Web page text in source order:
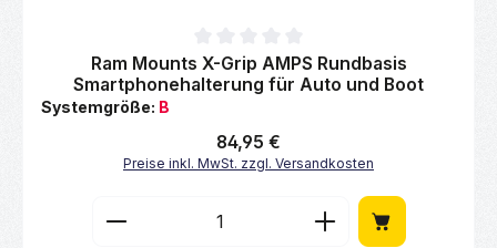
Durchschnittliche Bewertung von 0 von 5 Sternen
Ram Mounts X-Grip AMPS Rundbasis
Smartphonehalterung für Auto und Boot
Systemgröße: B
Regulärer Preis:
84,95 €
Preise inkl. MwSt. zzgl. Versandkosten
Produkt Anzahl: Gib den gewünschten